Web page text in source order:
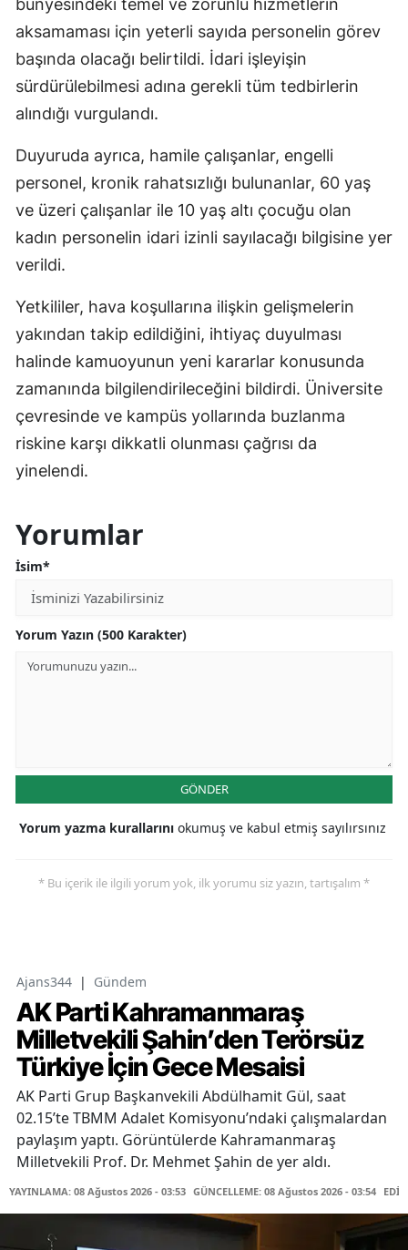
bünyesindeki temel ve zorunlu hizmetlerin
aksamaması için yeterli sayıda personelin görev
başında olacağı belirtildi. İdari işleyişin
sürdürülebilmesi adına gerekli tüm tedbirlerin
alındığı vurgulandı.
Duyuruda ayrıca, hamile çalışanlar, engelli
personel, kronik rahatsızlığı bulunanlar, 60 yaş
ve üzeri çalışanlar ile 10 yaş altı çocuğu olan
kadın personelin idari izinli sayılacağı bilgisine yer
verildi.
Yetkililer, hava koşullarına ilişkin gelişmelerin
yakından takip edildiğini, ihtiyaç duyulması
halinde kamuoyunun yeni kararlar konusunda
zamanında bilgilendirileceğini bildirdi. Üniversite
çevresinde ve kampüs yollarında buzlanma
riskine karşı dikkatli olunması çağrısı da
yinelendi.
Yorumlar
İsim*
Yorum Yazın (500 Karakter)
GÖNDER
Yorum yazma kurallarını okumuş ve kabul etmiş sayılırsınız
* Bu içerik ile ilgili yorum yok, ilk yorumu siz yazın, tartışalım *
Ajans344 | Gündem
AK Parti Kahramanmaraş
Milletvekili Şahin’den Terörsüz
Türkiye İçin Gece Mesaisi
AK Parti Grup Başkanvekili Abdülhamit Gül, saat
02.15’te TBMM Adalet Komisyonu’ndaki çalışmalardan
paylaşım yaptı. Görüntülerde Kahramanmaraş
Milletvekili Prof. Dr. Mehmet Şahin de yer aldı.
YAYINLAMA: 08 Ağustos 2026 - 03:53 GÜNCELLEME: 08 Ağustos 2026 - 03:54